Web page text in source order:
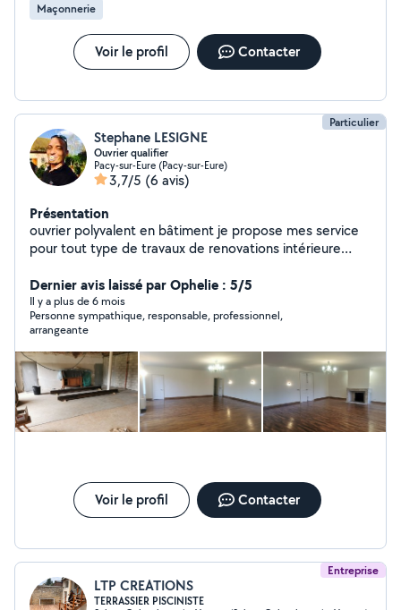
Maçonnerie
Voir le profil Contacter
Particulier
Stephane LESIGNE
Ouvrier qualifier
Pacy-sur-Eure (Pacy-sur-Eure)
3,7/5 (6 avis)
Présentation
ouvrier polyvalent en bâtiment je propose mes service
pour tout type de travaux de renovations intérieure
Dernier avis laissé par Ophelie : 5/5
Il y a plus de 6 mois
Personne sympathique, responsable, professionnel,
arrangeante
Voir le profil Contacter
Entreprise
LTP CREATIONS
TERRASSIER PISCINISTE